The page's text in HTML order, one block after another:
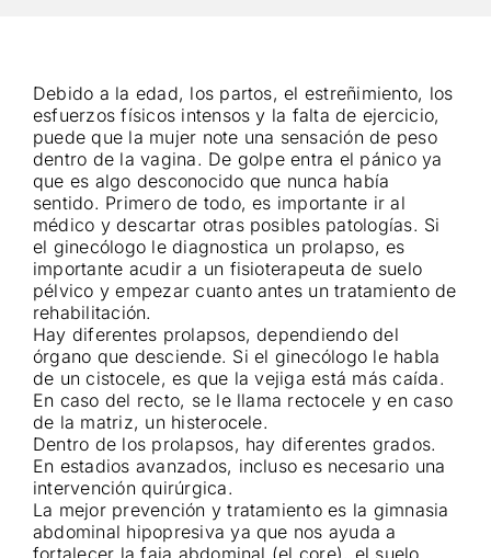
Noticias
Contacto
Reservas
Debido a la edad, los partos, el estreñimiento, los
esfuerzos físicos intensos y la falta de ejercicio,
puede que la mujer note una sensación de peso
dentro de la vagina. De golpe entra el pánico ya
que es algo desconocido que nunca había
sentido. Primero de todo, es importante ir al
médico y descartar otras posibles patologías. Si
el ginecólogo le diagnostica un prolapso, es
importante acudir a un fisioterapeuta de suelo
pélvico y empezar cuanto antes un tratamiento de
rehabilitación.
Hay diferentes prolapsos, dependiendo del
órgano que desciende. Si el ginecólogo le habla
de un cistocele, es que la vejiga está más caída.
En caso del recto, se le llama rectocele y en caso
de la matriz, un histerocele.
Dentro de los prolapsos, hay diferentes grados.
En estadios avanzados, incluso es necesario una
intervención quirúrgica.
La mejor prevención y tratamiento es la gimnasia
abdominal hipopresiva ya que nos ayuda a